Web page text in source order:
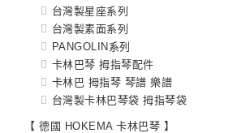
台灣製星座系列
台灣製素面系列
PANGOLIN系列
卡林巴琴 拇指琴配件
卡林巴 拇指琴 琴譜 樂譜
台灣製卡林巴琴袋 拇指琴袋
【 德國 HOKEMA 卡林巴琴 】